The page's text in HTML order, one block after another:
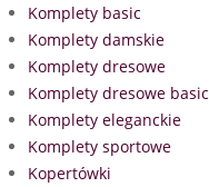
Komplety basic
Komplety damskie
Komplety dresowe
Komplety dresowe basic
Komplety eleganckie
Komplety sportowe
Kopertówki